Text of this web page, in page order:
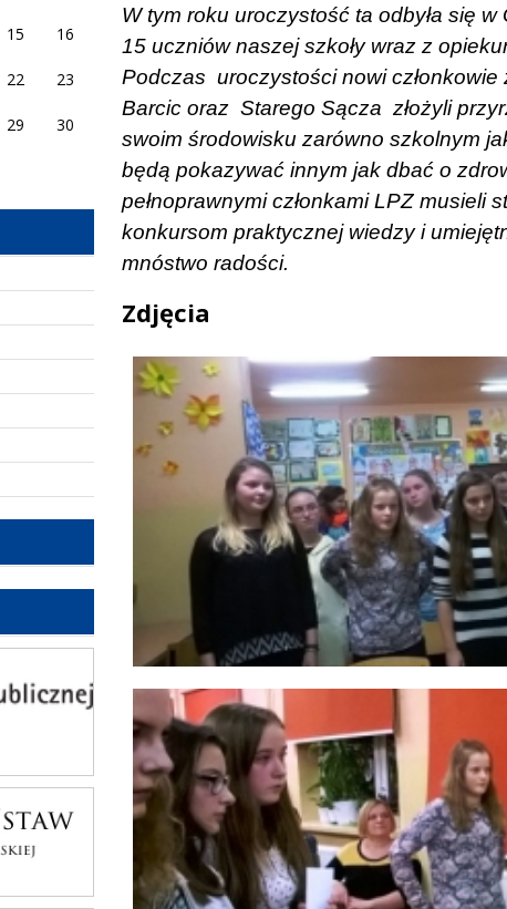
15 16
22 23
29 30
W tym roku uroczystość ta odbyła się
15 uczniów naszej szkoły wraz z
Podczas uroczystości nowi
Barcic oraz Starego Sącza złożyli
swoim środowisku zarówno szkolnym
będą pokazywać innym jak dbać o
pełnoprawnymi członkami LPZ musieli
konkursom praktycznej wiedzy i
mnóstwo radości.
Zdjęcia